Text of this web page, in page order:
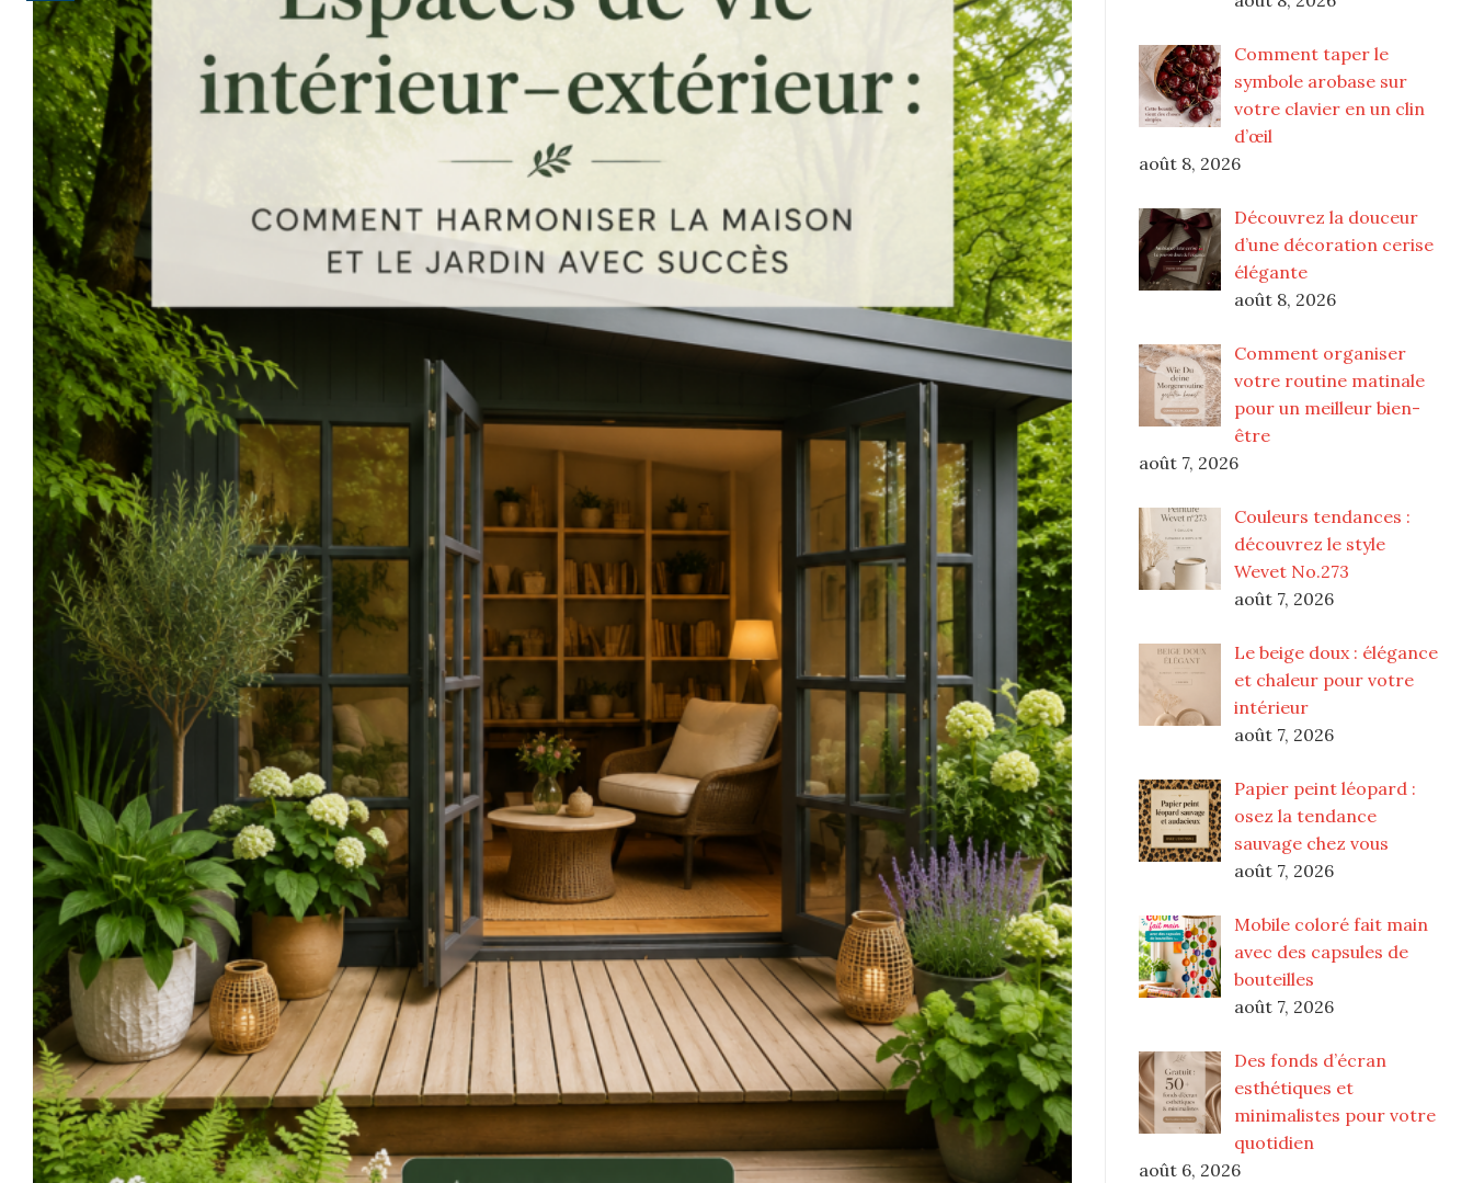
Comment taper le
symbole arobase sur
votre clavier en un clin
d’œil
août 8, 2026
Découvrez la douceur
d’une décoration cerise
élégante
août 8, 2026
Comment organiser
votre routine matinale
pour un meilleur bien-
être
août 7, 2026
Couleurs tendances :
découvrez le style
Wevet No.273
août 7, 2026
Le beige doux : élégance
et chaleur pour votre
intérieur
août 7, 2026
Papier peint léopard :
osez la tendance
sauvage chez vous
août 7, 2026
Mobile coloré fait main
avec des capsules de
bouteilles
août 7, 2026
Des fonds d’écran
esthétiques et
minimalistes pour votre
quotidien
août 6, 2026